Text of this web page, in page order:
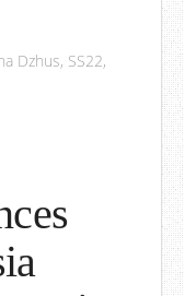
Dzhus, SS22,